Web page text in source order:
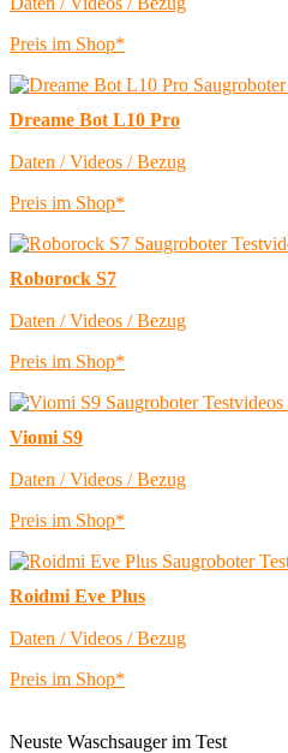
Preis im Shop*
Dreame Bot L10 Pro
Daten / Videos / Bezug
Preis im Shop*
Roborock S7
Daten / Videos / Bezug
Preis im Shop*
Viomi S9
Daten / Videos / Bezug
Preis im Shop*
Roidmi Eve Plus
Daten / Videos / Bezug
Preis im Shop*
Neuste Waschsauger im Test